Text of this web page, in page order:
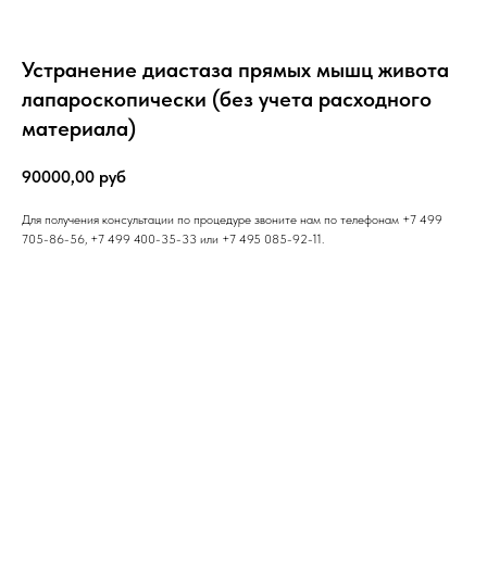
Устранение диастаза прямых мышц живота
лапароскопически (без учета расходного
материала)
90000,00 руб
Для получения консультации по процедуре звоните нам по телефонам +7 499
705-86-56, +7 499 400-35-33 или +7 495 085-92-11.